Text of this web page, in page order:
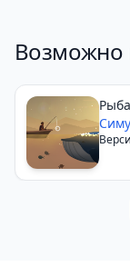
Возможно